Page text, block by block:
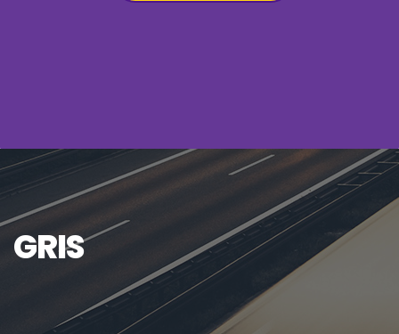
GRIS